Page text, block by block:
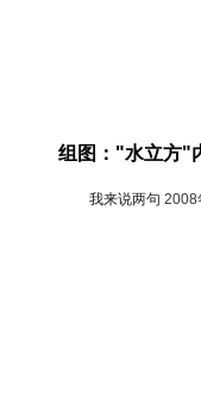
组图："水立方"
我来说两句 2008